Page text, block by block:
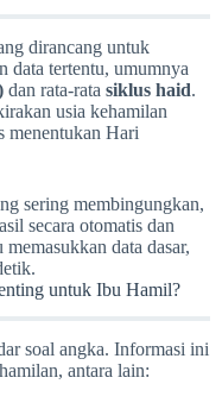
dirancang untuk
data tertentu, umumnya
dan rata-rata siklus haid.
usia kehamilan
menentukan Hari
sering membingungkan,
secara otomatis dan
data dasar,
untuk Ibu Hamil?
soal angka. Informasi ini
antara lain: